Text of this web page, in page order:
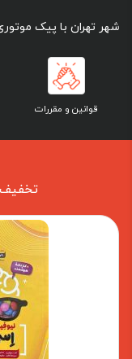
شهر تهران با پیک
قوانین و مقررات